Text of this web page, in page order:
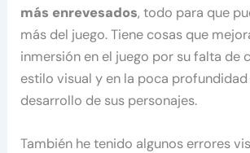
más enrevesados, todo para que
más del juego. Tiene cosas que
inmersión en el juego por su falta de
estilo visual y en la poca profundidad
desarrollo de sus personajes.
También he tenido algunos errores